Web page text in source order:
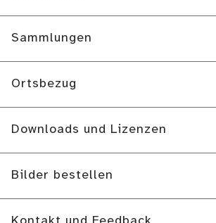
Sammlungen
Ortsbezug
Downloads und Lizenzen
Bilder bestellen